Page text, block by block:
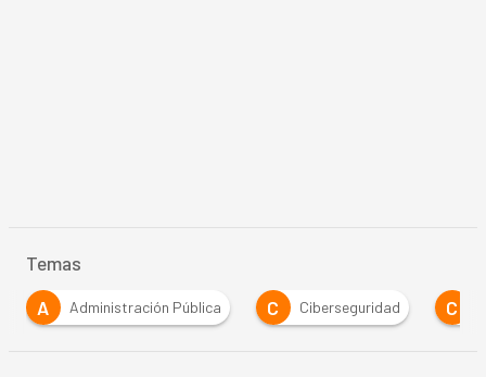
Temas
Pública C Ciberseguridad C Covid-19